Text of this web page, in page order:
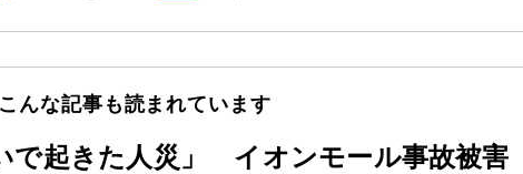
こんな記事も読まれています
で起きた人災」 イオンモール事故被害